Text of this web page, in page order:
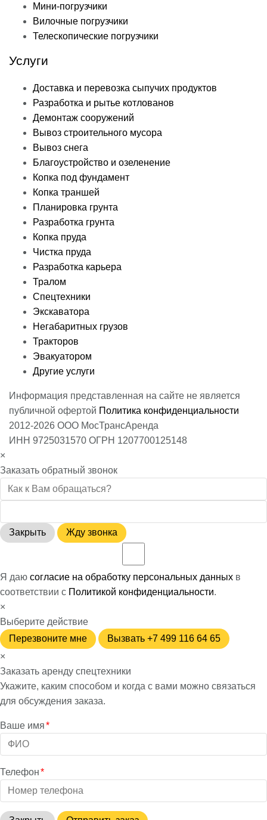
Мини-погрузчики
Вилочные погрузчики
Телескопические погрузчики
Услуги
Доставка и перевозка сыпучих продуктов
Разработка и рытье котлованов
Демонтаж сооружений
Вывоз строительного мусора
Вывоз снега
Благоустройство и озеленение
Копка под фундамент
Копка траншей
Планировка грунта
Разработка грунта
Копка пруда
Чистка пруда
Разработка карьера
Тралом
Спецтехники
Экскаватора
Негабаритных грузов
Тракторов
Эвакуатором
Другие услуги
Информация представленная на сайте не является
публичной офертой Политика конфиденциальности
2012-2026 ООО МосТрансАренда
ИНН 9725031570 ОГРН 1207700125148
×
Заказать обратный звонок
Закрыть Жду звонка
Я даю согласие на обработку персональных данных в
соответствии с Политикой конфиденциальности.
×
Выберите действие
Перезвоните мне
Вызвать +7 499 116 64 65
×
Заказать аренду спецтехники
Укажите, каким способом и когда с вами можно связаться
для обсуждения заказа.
Ваше имя*
Телефон*